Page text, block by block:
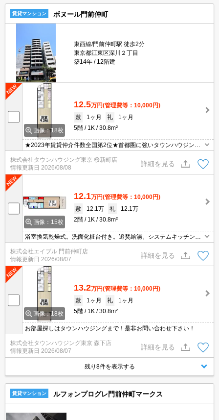
賃貸マンション ボヌール門前仲町
東西線/門前仲町駅 徒歩2分
東京都江東区深川２丁目
築14年
12階建
画像：18枚
12.5万円(管理費等：10,000円)
敷
1ヶ月 礼
1ヶ月
5階
1K 30.8m²
★2023年賃貸仲介件数全国第2位★首都圏に強いタウンハウジング
がご案内させていただきます★世田谷区・目黒区エリアのお部屋探
しならタウンハウジング東京へ★
株式会社タウンハウジング東京 桜新町店
情報更新日 2026/08/08
詳細を見る
画像：15枚
12.1万円(管理費等：10,000円)
敷
12.1万 礼
12.1万
2階
1K 30.8m²
浴室換気乾燥式。洗面化粧台付き。追焚給湯。システムキッチン。
クローゼット付。快速停車駅。2路線利用できて通勤便利。駐輪場
登録料1,100円要。1年未満の解約時、違約金1ヶ月分発生。
株式会社エイブル 門前仲町店
情報更新日 2026/08/07
詳細を見る
画像：18枚
13.2万円(管理費等：10,000円)
敷
1ヶ月 礼
1ヶ月
5階
1K 30.8m²
お部屋探しはタウンハウジングまで！是非お問い合わせ下さい！
株式会社タウンハウジング東京 森下店
情報更新日 2026/08/07
詳細を見る
残り8件を表示する
賃貸マンション ルフォンプログレ門前仲町マークス